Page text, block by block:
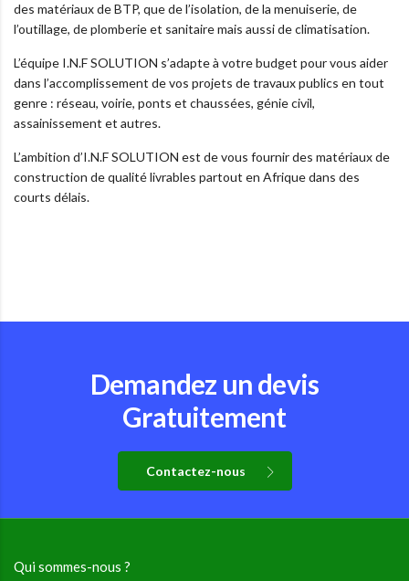
des matériaux de BTP, que de l’isolation, de la menuiserie, de
l’outillage, de plomberie et sanitaire mais aussi de climatisation.
L’équipe I.N.F SOLUTION s’adapte à votre budget pour vous aider
dans l’accomplissement de vos projets de travaux publics en tout
genre : réseau, voirie, ponts et chaussées, génie civil,
assainissement et autres.
L’ambition d’I.N.F SOLUTION est de vous fournir des matériaux de
construction de qualité livrables partout en Afrique dans des
courts délais.
Demandez un devis
Gratuitement
Contactez-nous
Qui sommes-nous ?